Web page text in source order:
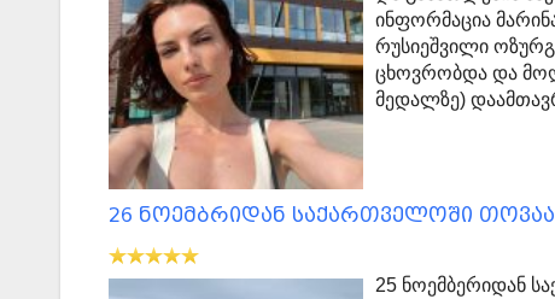
ინფორმაცია
რუსიეშვილი
ცხოვრობდა და
მედალზე)
26 ნოემბრიდან საქართველოში
25 ნოემბერიდან